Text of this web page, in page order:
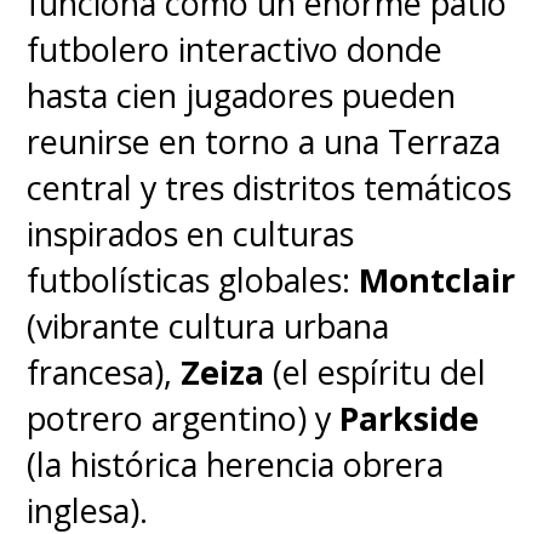
futbolero interactivo donde
hasta cien jugadores pueden
reunirse en torno a una Terraza
central y tres distritos temáticos
inspirados en culturas
futbolísticas globales: Montclair
(vibrante cultura urbana
francesa), Zeiza (el espíritu del
potrero argentino) y Parkside
(la histórica herencia obrera
inglesa).